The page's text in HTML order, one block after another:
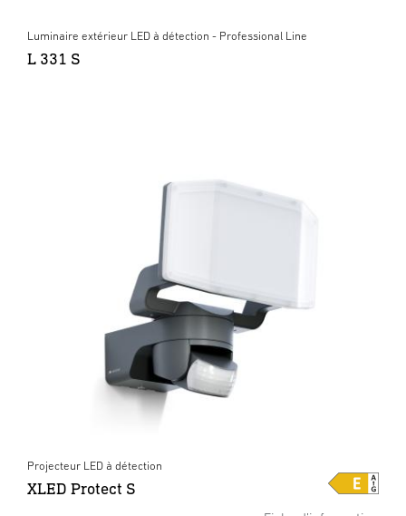
Luminaire extérieur LED à détection - Professional Line
L 331 S
Projecteur LED à détection
XLED Protect S